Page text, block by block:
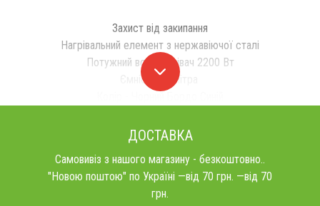
Захист від закипання
Нагрівальний елемент з нержавіючої сталі
Потужний водонагрівач 2200 Вт
Ємність - 3 літра
ДОСТАВКА
Самовивіз з нашого магазину - безкоштовно..
"Новою поштою" по Україні —від 70 грн. —від 70
грн.